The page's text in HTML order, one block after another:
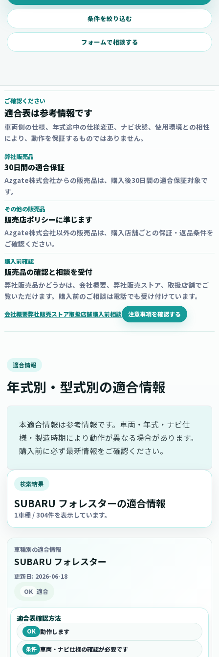
条件を絞り込む
フォームで相談する
ご確認ください
適合表は参考情報です
車両側の仕様、年式途中の仕様変更、ナビ状態、使用環境との相性
により、動作を保証するものではありません。
弊社販売品
30日間の適合保証
Azgate株式会社からの販売品は、購入後30日間の適合保証対象で
す。
その他の販売品
販売店ポリシーに準じます
Azgate株式会社以外の販売品は、購入店舗ごとの保証・返品条件を
ご確認ください。
購入前確認
販売品の確認と相談を受付
弊社販売品かどうかは、会社概要、弊社販売ストア、取扱店舗でご
覧いただけます。購入前のご相談は電話でも受け付けています。
会社概要弊社販売ストア取扱店舗購入前相談 注意事項を確認する
適合情報
年式別・型式別の適合情報
本適合情報は参考情報です。車両・年式・ナビ仕
様・製造時期により動作が異なる場合があります。
購入前に必ず最新情報をご確認ください。
検索結果
SUBARU フォレスターの適合情報
1車種 / 304件を表示しています。
車種別の適合情報
SUBARU フォレスター
更新日: 2026-06-18
OK 適合
適合表確認方法
OK 動作します
条件 車両・ナビ仕様の確認が必要です